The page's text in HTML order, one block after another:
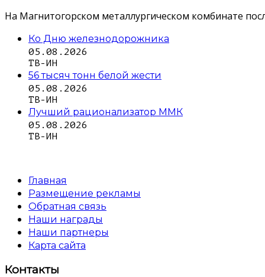
На Магнитогорском металлургическом комбинате
Ко Дню железнодорожника
05.08.2026
ТВ-ИН
56 тысяч тонн белой жести
05.08.2026
ТВ-ИН
Лучший рационализатор ММК
05.08.2026
ТВ-ИН
Главная
Размещение рекламы
Обратная связь
Наши награды
Наши партнеры
Карта сайта
Контакты